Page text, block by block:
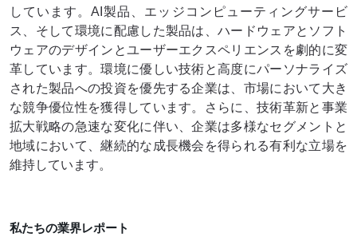
しています。AI製品、エッジコンピューティングサービ
ス、そして環境に配慮した製品は、ハードウェアとソフト
ウェアのデザインとユーザーエクスペリエンスを劇的に変
革しています。環境に優しい技術と高度にパーソナライズ
された製品への投資を優先する企業は、市場において大き
な競争優位性を獲得しています。さらに、技術革新と事業
拡大戦略の急速な変化に伴い、企業は多様なセグメントと
地域において、継続的な成長機会を得られる有利な立場を
維持しています。
私たちの業界レポート